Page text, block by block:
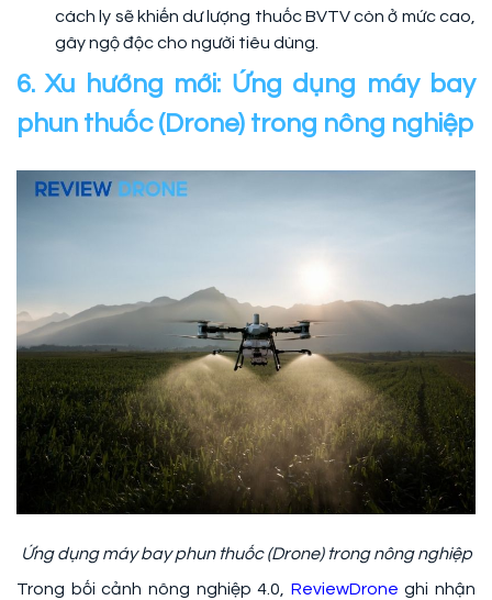
cách ly sẽ khiến dư lượng thuốc BVTV còn ở mức cao,
gây ngộ độc cho người tiêu dùng.
6. Xu hướng mới: Ứng dụng máy bay
phun thuốc (Drone) trong nông nghiệp
Ứng dụng máy bay phun thuốc (Drone) trong nông nghiệp
Trong bối cảnh nông nghiệp 4.0, ReviewDrone ghi nhận